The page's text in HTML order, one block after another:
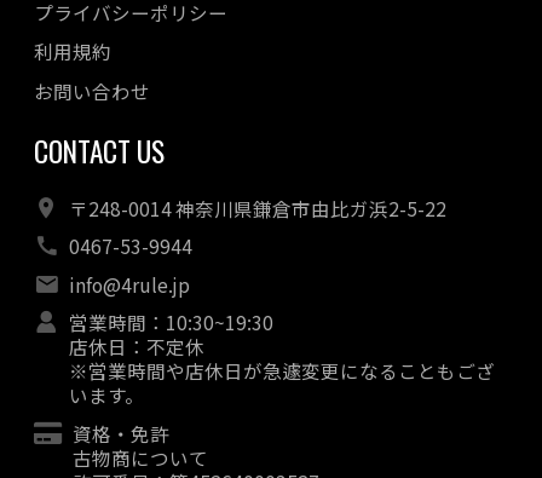
プライバシーポリシー
利用規約
お問い合わせ
CONTACT US
〒248-0014 神奈川県鎌倉市由比ガ浜2-5-22
0467-53-9944
info@4rule.jp
営業時間：10:30~19:30
店休日：不定休
※営業時間や店休日が急遽変更になることもござ
います。
資格・免許
古物商について